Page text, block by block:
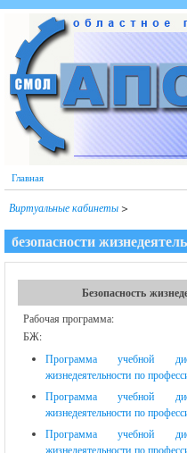
Перейти к основному содержанию
Главная
Виртуальные кабинеты >
безопасности
Безопасность
Рабочая программа:
БЖ:
Программа учебной
жизнедеятельности по
Программа учебной
жизнедеятельности по
Программа учебной
жизнедеятельности по